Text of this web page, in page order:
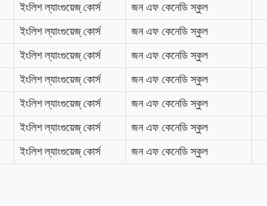
ইংলিশ ল্যাংগুয়েজ্ কোর্স জন এফ কেনেডি স্কুল
ইংলিশ ল্যাংগুয়েজ্ কোর্স জন এফ কেনেডি স্কুল
ইংলিশ ল্যাংগুয়েজ্ কোর্স জন এফ কেনেডি স্কুল
ইংলিশ ল্যাংগুয়েজ্ কোর্স জন এফ কেনেডি স্কুল
ইংলিশ ল্যাংগুয়েজ্ কোর্স জন এফ কেনেডি স্কুল
ইংলিশ ল্যাংগুয়েজ্ কোর্স জন এফ কেনেডি স্কুল
ইংলিশ ল্যাংগুয়েজ্ কোর্স জন এফ কেনেডি স্কুল